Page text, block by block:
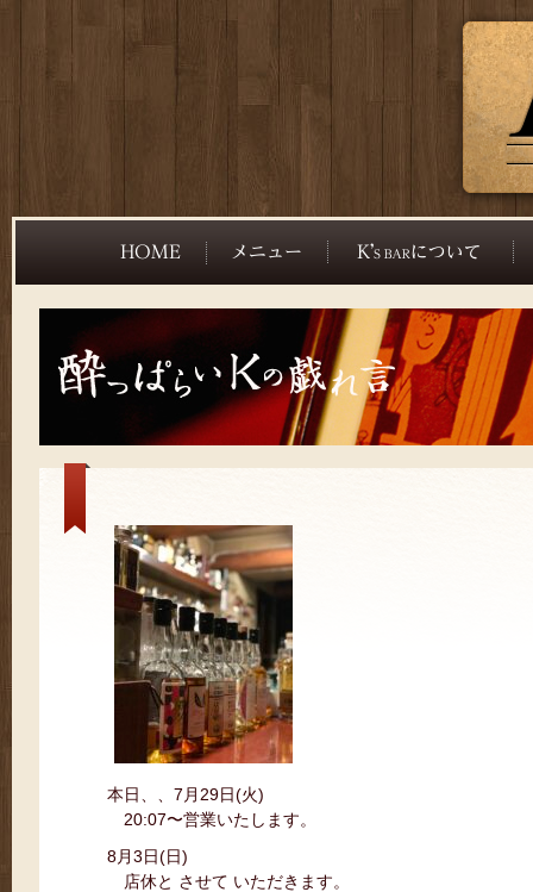
本日、、7月29日(火)
20:07〜営業いたします。
8月3日(日)
店休と させて いただきます。